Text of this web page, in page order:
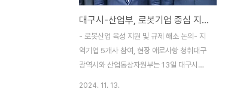
로 진행됐다.조사 결과 대구 시민의 전반적인
삶의 만족도는 10점 만점에 7.1점으로 집계
됐다. 2023년 6.3점보다 12.7% 상승했다.
월평균 가구소득 300만 원 이상 ..
대구시-산업부, 로봇기업 중심 지역경제 활성화 간담회 개최
- 로봇산업 육성 지원 및 규제 해소 논의- 지
역기업 5개사 참여, 현장 애로사항 청취대구
광역시와 산업통상자원부는 13일 대구시청
2024. 11. 13.